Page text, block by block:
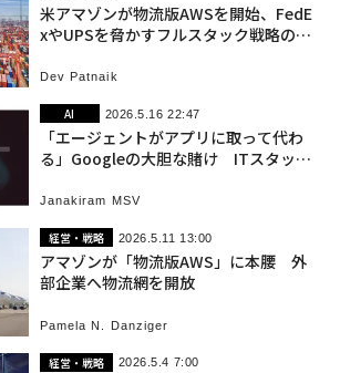
米アマゾンが物流版AWSを開始、FedE
xやUPSを脅かすフルスタック戦略の正
Dev Patnaik
AI 2026.5.16 22:47
「エージェントがアプリに取って代わ
る」Googleの大胆な賭け ITスタック
Janakiram MSV
経営・戦略 2026.5.11 13:00
アマゾンが「物流版AWS」に本腰 外
部企業へ物流網を開放
Pamela N. Danziger
経営・戦略 2026.5.4 7:00